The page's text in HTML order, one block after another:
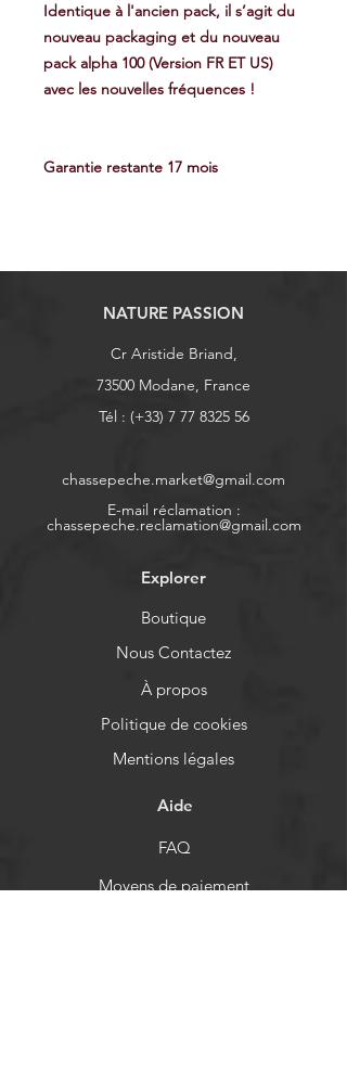
Identique à l'ancien pack, il s’agit du
nouveau packaging et du nouveau
pack alpha 100 (Version FR ET US)
avec les nouvelles fréquences !
Garantie restante 17 mois
NATURE PASSION
Cr Aristide Briand,
73500 Modane, France
Tél : (+33) 7 77 8325 56
chassepeche.market@gmail.com
E-mail réclamation :
chassepeche.reclamation@gmail.com
Explorer
Boutique
Nous Contactez
À propos
Politique de cookies
Mentions légales
Aide
FAQ
Moyens de paiement